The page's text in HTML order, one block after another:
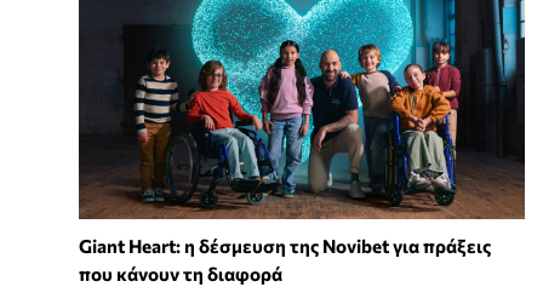
Giant Heart: η δέσμευση της Novibet για πράξεις
που κάνουν τη διαφορά